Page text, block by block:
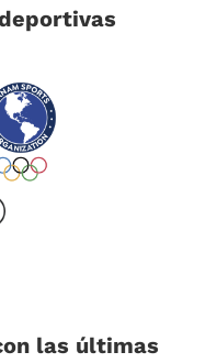
las últimas